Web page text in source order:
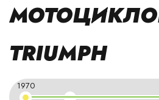
TRIUMPH
1970